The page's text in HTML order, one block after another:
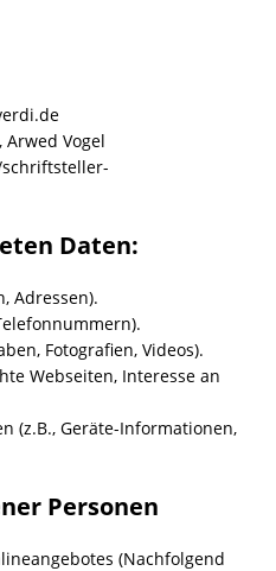
Vogel
Daten:
Adressen).
Fotografien, Videos).
Webseiten, Interesse an
(z.B., Geräte-Informationen,
Personen
(Nachfolgend